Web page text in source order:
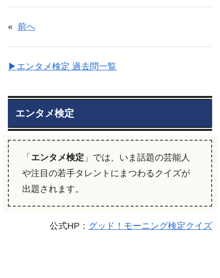
« 前へ
▶エンタメ検定 過去問一覧
エンタメ検定
「 エンタメ検定 」では、いま話題の芸能人
や注目の若手タレントにまつわるクイズが
出題されます。
公式HP： グッド！モーニング検定クイズ